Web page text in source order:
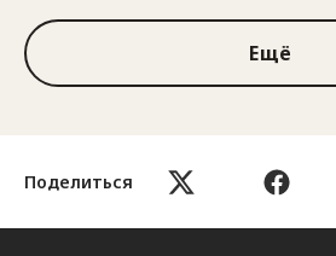
Поделиться
Ещё